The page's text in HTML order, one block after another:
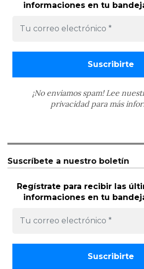
informaciones en tu
¡No enviamos spam! Lee
privacidadpara más
Suscríbete a nuestro boletín
Regístrate para recibir las
informaciones en tu